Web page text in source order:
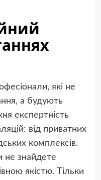
які не
а будують
експертність
від приватних
комплексів.
не знайдете
якістю. Тільки